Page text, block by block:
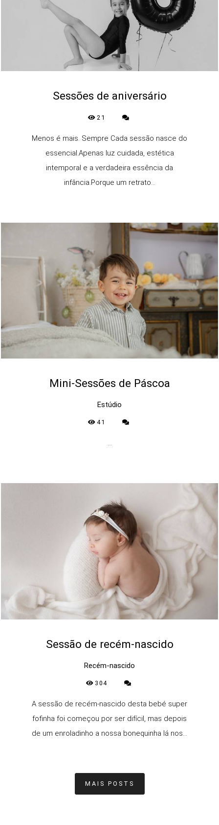
Sessões de aniversário
21
Menos é mais. Sempre Cada sessão nasce do
essencial.Apenas luz cuidada, estética
intemporal e a verdadeira essência da
infância.Porque um retrato...
Mini-Sessões de Páscoa
Estúdio
41
...
Sessão de recém-nascido
Recém-nascido
304
A sessão de recém-nascido desta bebé super
fofinha foi começou por ser difícil, mas depois
de um enroladinho a nossa bonequinha lá nos...
MAIS POSTS